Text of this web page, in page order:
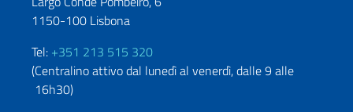
1150-100 Lisbona
Tel: +351 213 515 320
(Centralino attivo dal lunedì al venerdì, dalle 9 alle
16h30)